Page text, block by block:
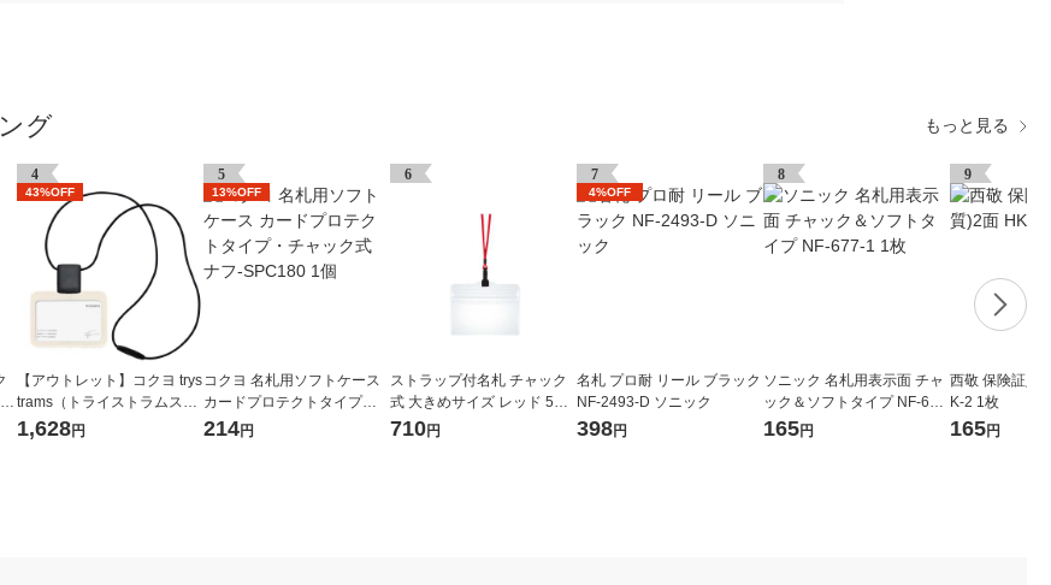
グ もっと見る
4
43%OFF
【アウトレット】コクヨ trys
trams（トライストラムス）
リール付IDカードホルダー
1,628円
5
13%OFF
コクヨ 名札用ソフトケース
カードプロテクトタイプ・
チャック式 ナフ-SPC180 1
214円
6
ストラップ付名札 チャック
式 大きめサイズ レッド 5組
710円
7
4%OFF
名札 プロ耐 リール ブラック
NF-2493-D ソニック
398円
8
ソニック 名札用表示面 チャ
ック＆ソフトタイプ NF-677
-1 1枚
165円
9
西敬 保険証入
K-2 1枚
165円